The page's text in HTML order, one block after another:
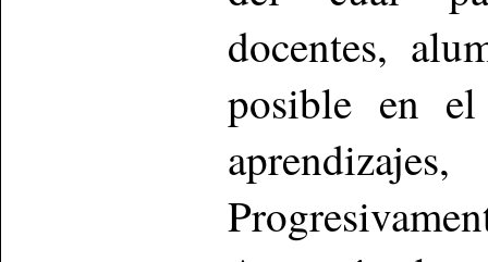
docentes,
posible en